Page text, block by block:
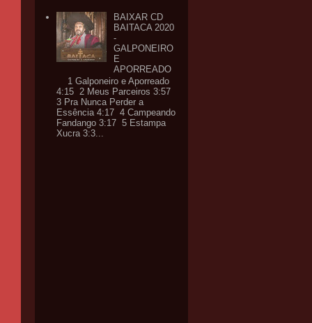
BAIXAR CD
BAITACA 2020
-
GALPONEIRO
E
APORREADO
1 Galponeiro e Aporreado
4:15 2 Meus Parceiros 3:57
3 Pra Nunca Perder a
Essência 4:17 4 Campeando
Fandango 3:17 5 Estampa
Xucra 3:3...